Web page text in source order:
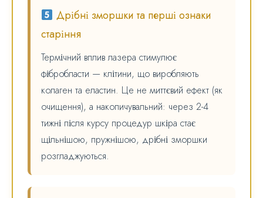
Дрібні зморшки та перші ознаки
старіння
Термічний вплив лазера стимулює
фібробласти — клітини, що виробляють
колаген та еластин. Це не миттєвий ефект (як
очищення), а накопичувальний: через 2-4
тижні після курсу процедур шкіра стає
щільнішою, пружнішою, дрібні зморшки
розгладжуються.